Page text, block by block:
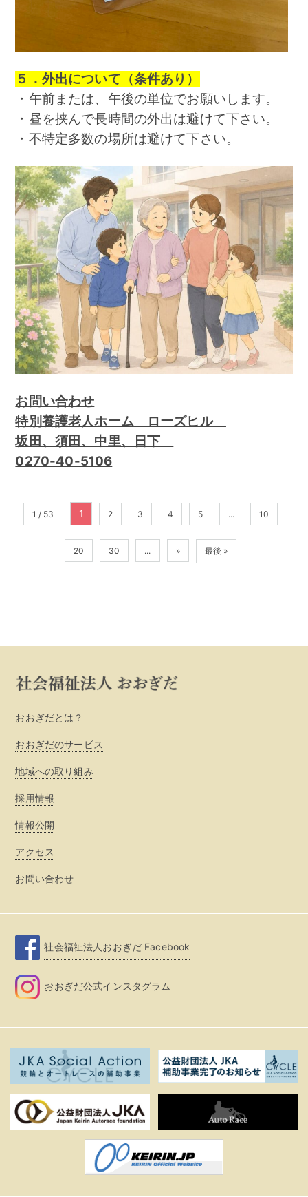
５．外出について（条件あり）
・午前または、午後の単位でお願いします。
・昼を挟んで長時間の外出は避けて下さい。
・不特定多数の場所は避けて下さい。
お問い合わせ
特別養護老人ホーム ローズヒル
坂田、須田、中里、日下
0270-40-5106
1 / 53 1 2 3 4 5 ... 10
20 30 ... » 最後 »
おおぎだとは？
おおぎだのサービス
地域への取り組み
採用情報
情報公開
アクセス
お問い合わせ
社会福祉法人おおぎだ Facebook
おおぎだ公式インスタグラム